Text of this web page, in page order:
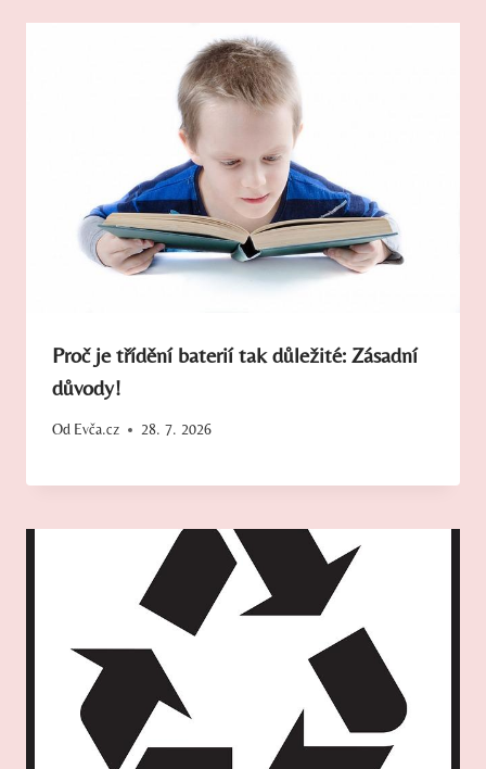
Proč je třídění baterií tak důležité: Zásadní
důvody!
Od Evča.cz 28. 7. 2026